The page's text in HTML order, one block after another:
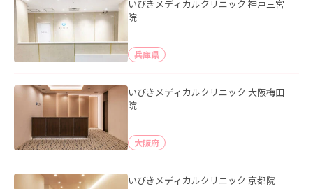
いびきメディカルクリニック 神戸三宮
院
兵庫県
いびきメディカルクリニック 大阪梅田
院
大阪府
いびきメディカルクリニック 京都院